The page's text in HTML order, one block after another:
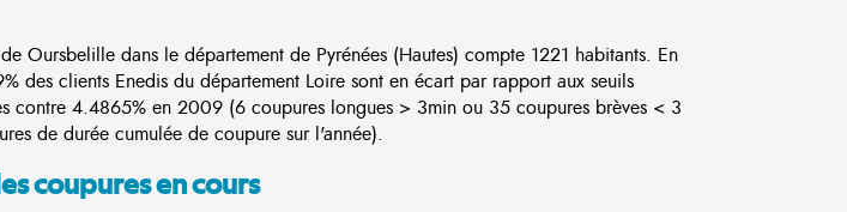
Oursbelille dans le département de Pyrénées (Hautes) compte 1221 habitants. En
des clients Enedis du département Loire sont en écart par rapport aux seuils
contre 4.4865% en 2009 (6 coupures longues > 3min ou 35 coupures brèves < 3
de durée cumulée de coupure sur l'année).
coupures en cours